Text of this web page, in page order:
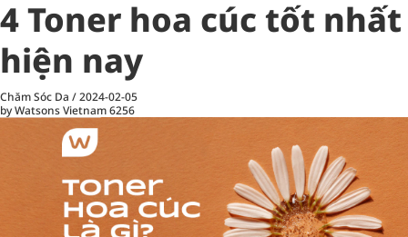
4 Toner hoa cúc tốt nhất
hiện nay
Chăm Sóc Da /2024-02-05
by Watsons Vietnam6256